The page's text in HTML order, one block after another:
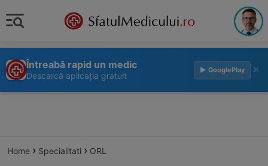
Întreabă rapid un medic
Descarcă aplicația gratuit
▶ GooglePlay ×
Home › Specialitati › ORL